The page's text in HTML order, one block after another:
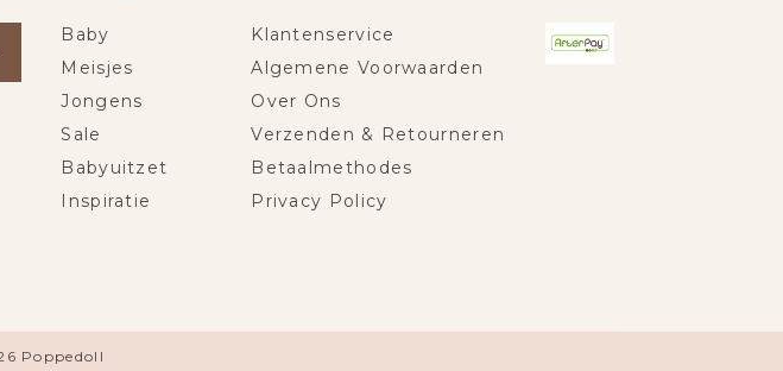
Baby
Meisjes
Jongens
Sale
Babyuitzet
Inspiratie
Klantenservice
Algemene Voorwaarden
Over Ons
Verzenden & Retourneren
Betaalmethodes
Privacy Policy
Poppedoll